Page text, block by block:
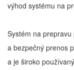
výhod systému na
Systém na
a bezpečný prenos
a je široko